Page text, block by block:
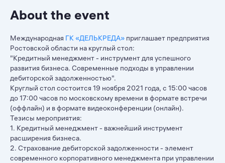
About the event
Международная​ ГК «ДЕЛЬКРЕДА» приглашает предприятия
Ростовской области на круглый стол:
"Кредитный менеджмент - инструмент для успешного
развития бизнеса. Современные подходы в управлении
дебиторской задолженностью".
Круглый стол состоится 19 ноября 2021 года,​ с​ 15:00​ часов
до 17:00 часов по московскому времени в формате встречи
(оффлайн) и в формате видеоконференции (онлайн).
Тезисы мероприятия:
1. Кредитный менеджмент - важнейший инструмент
расширения бизнеса.
2. Страхование дебиторской задолженности - элемент
современного​ корпоративного менеджмента при управлении